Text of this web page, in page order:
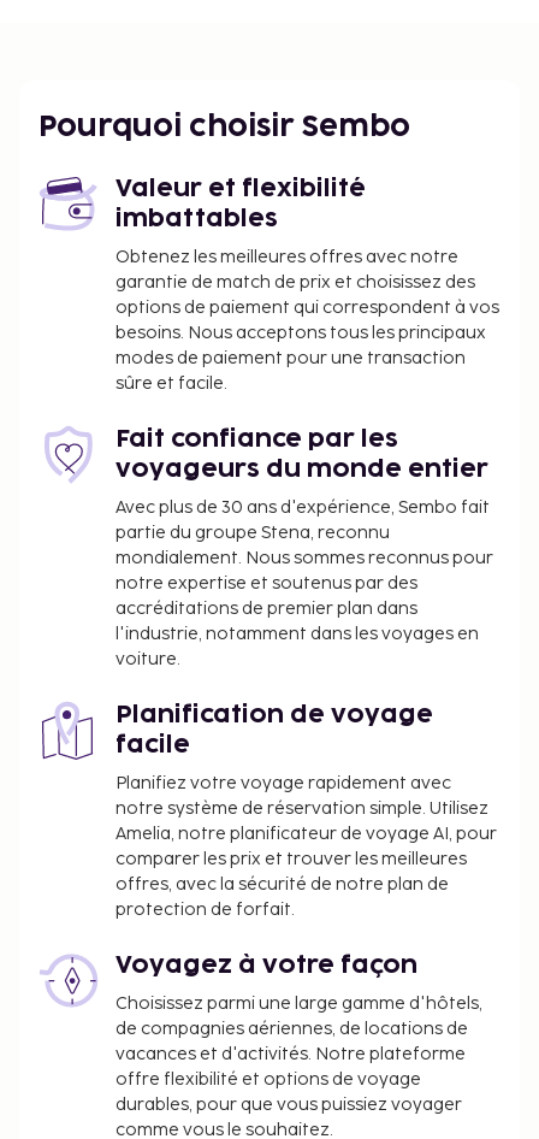
Pourquoi choisir Sembo
Valeur et flexibilité
imbattables
Obtenez les meilleures offres avec notre
garantie de match de prix et choisissez des
options de paiement qui correspondent à vos
besoins. Nous acceptons tous les principaux
modes de paiement pour une transaction
sûre et facile.
Fait confiance par les
voyageurs du monde entier
Avec plus de 30 ans d'expérience, Sembo fait
partie du groupe Stena, reconnu
mondialement. Nous sommes reconnus pour
notre expertise et soutenus par des
accréditations de premier plan dans
l'industrie, notamment dans les voyages en
voiture.
Planification de voyage
facile
Planifiez votre voyage rapidement avec
notre système de réservation simple. Utilisez
Amelia, notre planificateur de voyage AI, pour
comparer les prix et trouver les meilleures
offres, avec la sécurité de notre plan de
protection de forfait.
Voyagez à votre façon
Choisissez parmi une large gamme d'hôtels,
de compagnies aériennes, de locations de
vacances et d'activités. Notre plateforme
offre flexibilité et options de voyage
durables, pour que vous puissiez voyager
comme vous le souhaitez.